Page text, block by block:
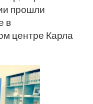
прошли
в
центре Карла